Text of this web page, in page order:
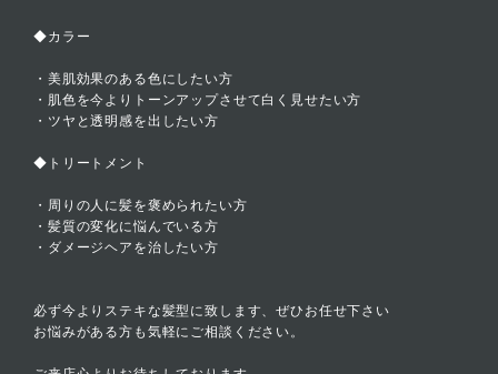
◆カラー
・美肌効果のある色にしたい方
・肌色を今よりトーンアップさせて白く見せたい方
・ツヤと透明感を出したい方
◆トリートメント
・周りの人に髪を褒められたい方
・髪質の変化に悩んでいる方
・ダメージヘアを治したい方
必ず今よりステキな髪型に致します、ぜひお任せ下さい
お悩みがある方も気軽にご相談ください。